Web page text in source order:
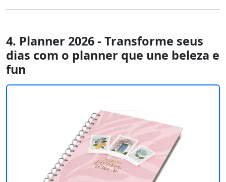
4. Planner 2026 - Transforme seus
dias com o planner que une beleza e
fun